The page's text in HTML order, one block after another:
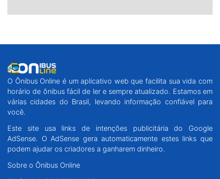
O Ônibus Online é um aplicativo web que facilita sua vida com
horário de ônibus fácil de ler e sempre atualizado. Estamos em
várias cidades do Brasil, levando informação confiável para
você.
Este site usa links de intenções publicitária do Google
AdSense. O AdSense gera automaticamente estes links que
podem ajudar os criadores a ganharem dinheiro.
Sobre o Ônibus Online